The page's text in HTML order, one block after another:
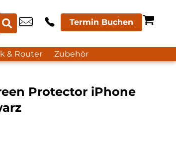
Termin Buchen
& Router Zubehör
Protector iPhone